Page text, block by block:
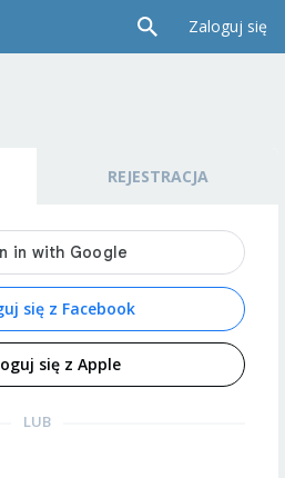
Zaloguj się
REJESTRACJA
się z Facebook
się z Apple
LUB